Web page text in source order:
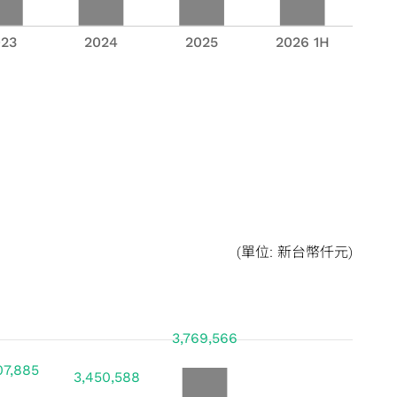
(單位: 新台幣仟元)